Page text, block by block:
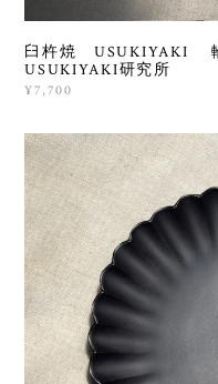
臼杵焼 USUKIYAKI
USUKIYAKI研究所
¥7,700